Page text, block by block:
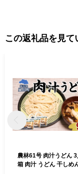
この返礼品を見て
農林61号 肉汁うどん
箱 肉汁 うどん 干しめ